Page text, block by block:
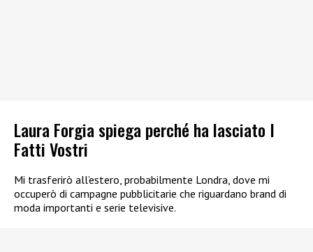
Laura Forgia spiega perché ha lasciato I
Fatti Vostri
Mi trasferirò all’estero, probabilmente Londra, dove mi
occuperò di campagne pubblicitarie che riguardano brand di
moda importanti e serie televisive.